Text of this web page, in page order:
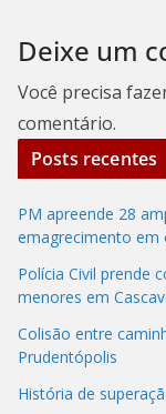
Deixe um
Você precisa
comentário.
Posts recentes
PM apreende 28
emagrecimento em
Polícia Civil prende
menores em
Colisão entre
Prudentópolis
História de